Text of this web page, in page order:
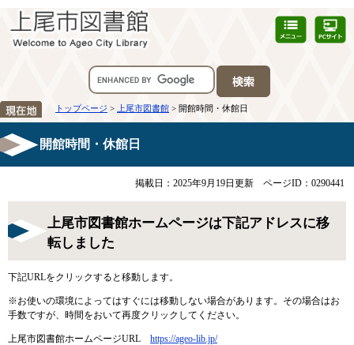
トップページ > 上尾市図書館 > 開館時間・休館日
開館時間・休館日
掲載日：2025年9月19日更新 ページID：0290441
上尾市図書館ホームページは下記アドレスに移
転しました
下記URLをクリックすると移動します。
※お使いの環境によってはすぐには移動しない場合があります。その場合はお
手数ですが、時間をおいて再度クリックしてください。
上尾市図書館ホームページURL https://ageo-lib.jp/